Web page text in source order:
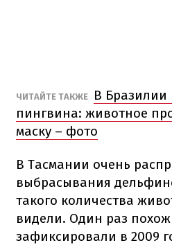
ЧИТАЙТЕ ТАКЖЕ
В Бразилии
пингвина: животное
маску – фото
В Тасмании очень
выбрасывания
такого количества
видели. Один раз
зафиксировали в 2009